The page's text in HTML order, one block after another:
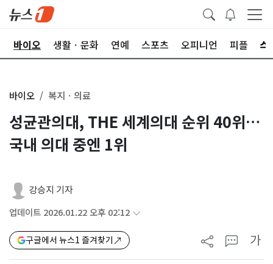
바이오 생활ㆍ문화 연예 스포츠 오피니언 피플
바이오 복지ㆍ의료
성균관의대, THE 세계의대 순위 40위…
국내 의대 중엔 1위
강승지 기자
업데이트 2026.01.22 오후 02:12
구글에서 뉴스1 즐겨찾기 가